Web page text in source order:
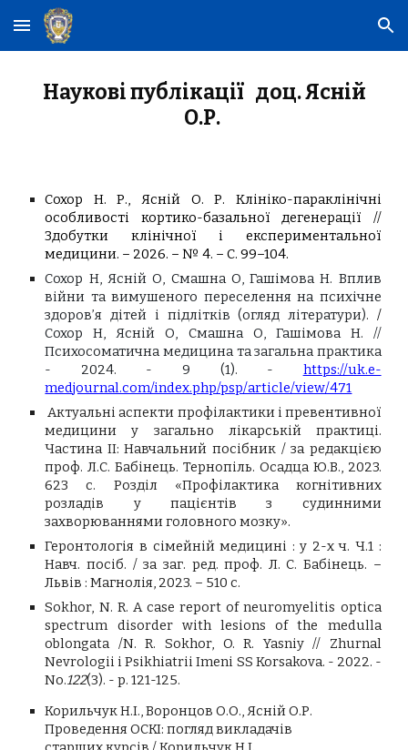
Skip to main content Skip to navigation
Наукові публікації доц. Ясній
О.Р.
Сохор Н. Р., Ясній О. Р. Клініко-параклінічні
особливості кортико-базальної дегенерації //
Здобутки клінічної і експериментальної
медицини. – 2026. – № 4. – С. 99–104.
Сохор Н, Ясній О, Смашна О, Гашімова Н. Вплив
війни та вимушеного переселення на психічне
здоров’я дітей і підлітків (огляд літератури). /
Сохор Н, Ясній О, Смашна О, Гашімова Н. //
Психосоматична медицина та загальна практика
- 2024. -9 (1). - https://uk.e-
medjournal.com/index.php/psp/article/view/471
Актуальні аспекти профілактики і превентивної
медицини у загально лікарській практиці.
Частина ІІ: Навчальний посібник / за редакцією
проф. Л.С. Бабінець. Тернопіль. Осадца Ю.В., 2023.
623 с. Розділ «Профілактика когнітивних
розладів у пацієнтів з судинними
захворюваннями головного мозку».
Геронтологія в сімейній медицині : у 2-х ч. Ч.1 :
Навч. посіб. / за заг. ред. проф. Л. С. Бабінець. –
Львів : Магнолія, 2023. – 510 с.
Sokhor, N. R. A case report of neuromyelitis optica
spectrum disorder with lesions of the medulla
oblongata /N. R. Sokhor, O. R. Yasniy// Zhurnal
Nevrologii i Psikhiatrii Imeni SS Korsakova. - 2022. -
No.122(3). -р.121-125.
Корильчук Н.І., Воронцов О.О., Ясній О.Р.
Проведення ОСКІ: погляд викладачів